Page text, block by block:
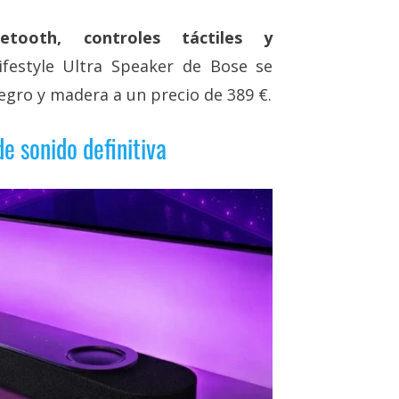
controles táctiles y
Ultra Speaker de Bose se
y madera a un precio de 389 €.
sonido definitiva